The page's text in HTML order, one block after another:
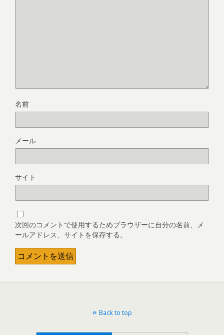
名前
メール
サイト
次回のコメントで使用するためブラウザーに自分の名前、メ
ールアドレス、サイトを保存する。
Back to top